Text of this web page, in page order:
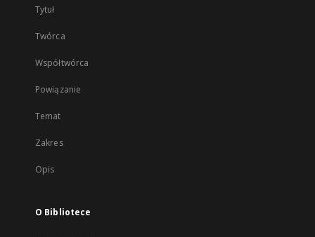
Tytuł
Twórca
Współtwórca
Powiązanie
Temat
Zakres
Opis
O Bibliotece